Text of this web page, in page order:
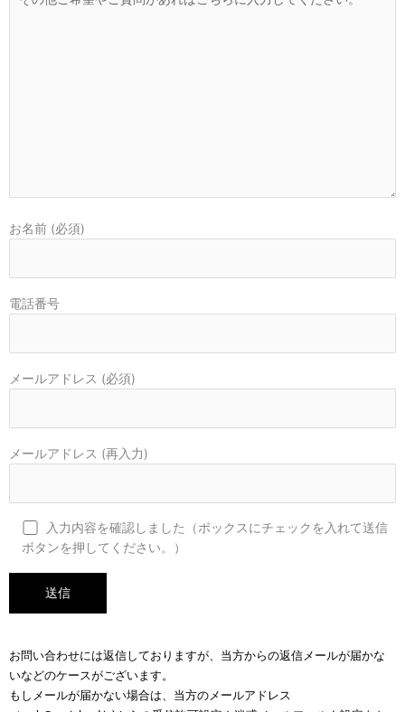
お名前 (必須)
電話番号
メールアドレス (必須)
メールアドレス (再入力)
入力内容を確認しました（ボックスにチェックを入れて送信
ボタンを押してください。）
お問い合わせには返信しておりますが、当方からの返信メールが届かな
いなどのケースがございます。
もしメールが届かない場合は、当方のメールアドレス